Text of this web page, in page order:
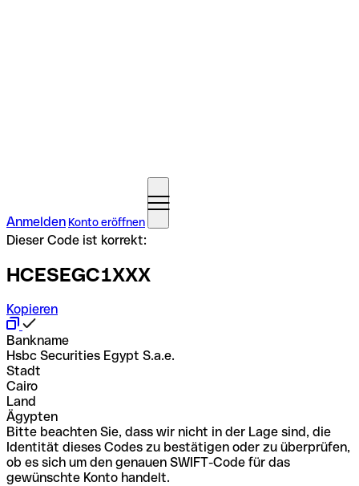
Anmelden Konto eröffnen
Dieser Code ist korrekt:
HCESEGC1XXX
Kopieren
Bankname
Hsbc Securities Egypt S.a.e.
Stadt
Cairo
Land
Ägypten
Bitte beachten Sie, dass wir nicht in der Lage sind, die
Identität dieses Codes zu bestätigen oder zu überprüfen,
ob es sich um den genauen SWIFT-Code für das
gewünschte Konto handelt.